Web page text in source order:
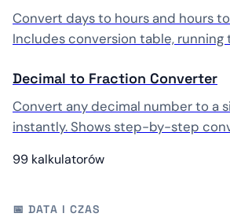
Convert days to hours and hours
Includes conversion table, running
Decimal to Fraction Converter
Convert any decimal number to a
instantly. Shows step-by-step
99 kalkulatorów
📅 DATA I CZAS